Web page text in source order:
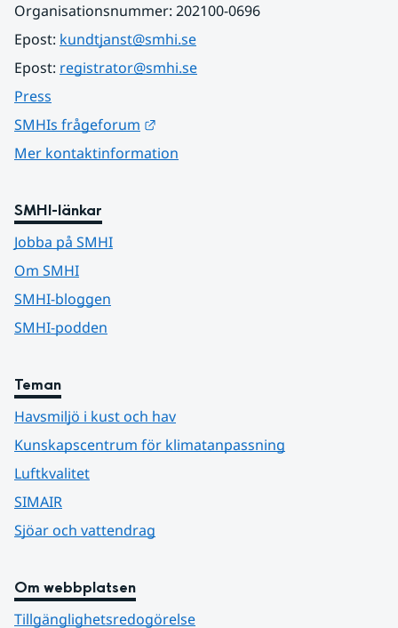
Organisationsnummer: 202100-0696
Epost: kundtjanst@smhi.se
Epost: registrator@smhi.se
Press
SMHIs frågeforum
Mer kontaktinformation
SMHI-länkar
Jobba på SMHI
Om SMHI
SMHI-bloggen
SMHI-podden
Teman
Havsmiljö i kust och hav
Kunskapscentrum för klimatanpassning
Luftkvalitet
SIMAIR
Sjöar och vattendrag
Om webbplatsen
Tillgänglighetsredogörelse